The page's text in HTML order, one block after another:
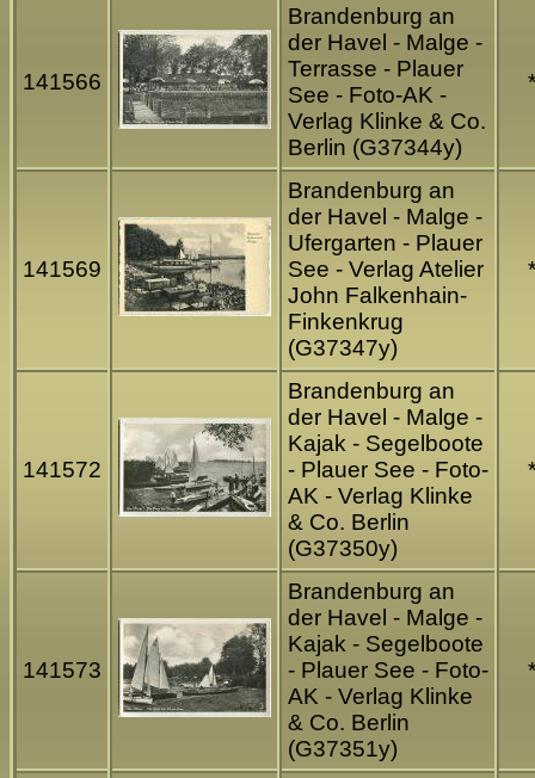
141566
Brandenburg an
der Havel - Malge -
Terrasse - Plauer
See - Foto-AK -
Verlag Klinke & Co.
Berlin (G37344y)
*
141569
Brandenburg an
der Havel - Malge -
Ufergarten - Plauer
See - Verlag Atelier
John Falkenhain-
Finkenkrug
(G37347y)
*
141572
Brandenburg an
der Havel - Malge -
Kajak - Segelboote
- Plauer See - Foto-
AK - Verlag Klinke
& Co. Berlin
(G37350y)
*
141573
Brandenburg an
der Havel - Malge -
Kajak - Segelboote
- Plauer See - Foto-
AK - Verlag Klinke
& Co. Berlin
(G37351y)
*